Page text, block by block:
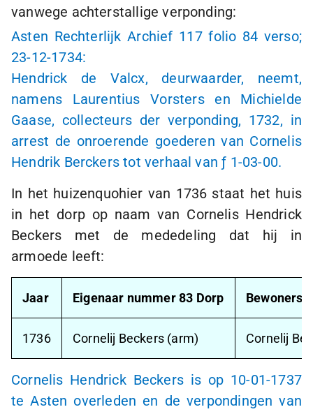
vanwege achterstallige verponding:
Asten Rechterlijk Archief 117 folio 84 verso;
23-12-1734:
Hendrick de Valcx, deurwaarder, neemt,
namens Laurentius Vorsters en Michielde
Gaase, collecteurs der verponding, 1732, in
arrest de onroerende goederen van Cornelis
Hendrik Berckers tot verhaal vanƒ 1-03-00.
In het huizenquohier van 1736 staat het huis
in het dorp op naam van Cornelis Hendrick
Beckers met de mededeling dat hij in
armoede leeft:
Jaar Eigenaar nummer 83 Dorp Bewoners
1736 Cornelij Beckers (arm) Cornelij
Cornelis Hendrick Beckers is op 10-01-1737
te Asten overleden en de verpondingen van